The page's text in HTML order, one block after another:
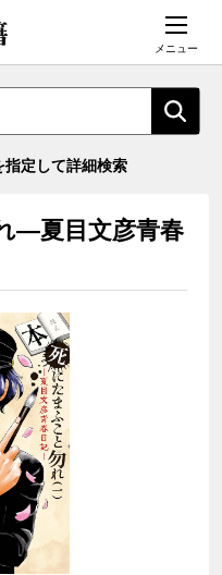
メニュー
定して詳細検索
―夏目文彦青春